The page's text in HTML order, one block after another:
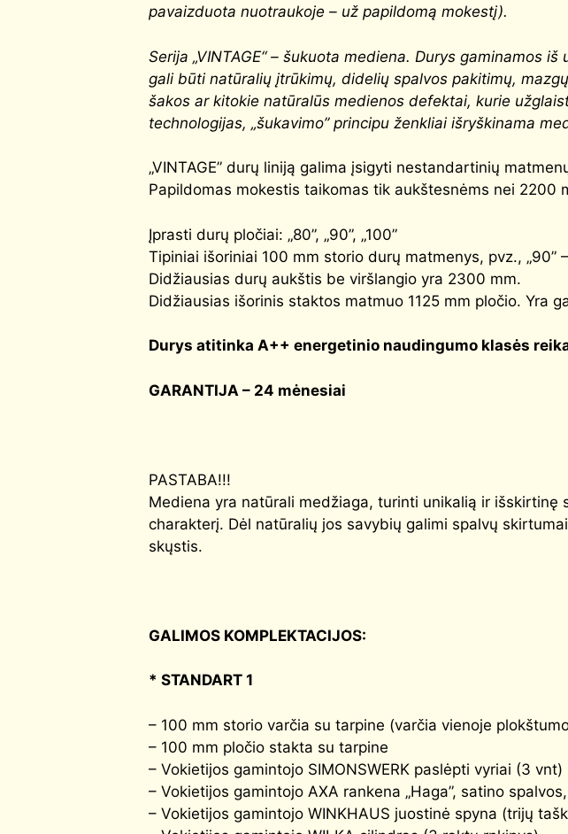
pavaizduota nuotraukoje – už papildomą mokestį).
Serija „VINTAGE“ – šukuota mediena. Durys gaminamos
gali būti natūralių įtrūkimų, didelių spalvos pakitimų,
šakos ar kitokie natūralūs medienos defektai, kurie
technologijas, „šukavimo” principu ženkliai išryškinama
„VINTAGE” durų liniją galima įsigyti nestandartinių
Papildomas mokestis taikomas tik aukštesnėms nei 2200
Įprasti durų pločiai: „80”, „90”, „100”
Tipiniai išoriniai 100 mm storio durų matmenys, pvz., „90”
Didžiausias durų aukštis be viršlangio yra 2300 mm.
Didžiausias išorinis staktos matmuo 1125 mm pločio. Yra
Durys atitinka A++ energetinio naudingumo klasės
GARANTIJA – 24 mėnesiai
PASTABA!!!
Mediena yra natūrali medžiaga, turinti unikalią ir
charakterį. Dėl natūralių jos savybių galimi spalvų
skųstis.
GALIMOS KOMPLEKTACIJOS:
* STANDART 1
– 100 mm storio varčia su tarpine (varčia vienoje
– 100 mm pločio stakta su tarpine
– Vokietijos gamintojo SIMONSWERK paslėpti vyriai (3 vnt)
– Vokietijos gamintojo AXA rankena „Haga”, satino
– Vokietijos gamintojo WINKHAUS juostinė spyna (trijų